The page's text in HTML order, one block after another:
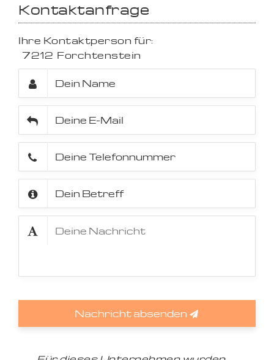
Kontaktanfrage
Ihre Kontaktperson für:
7212 Forchtenstein
Nachricht absenden